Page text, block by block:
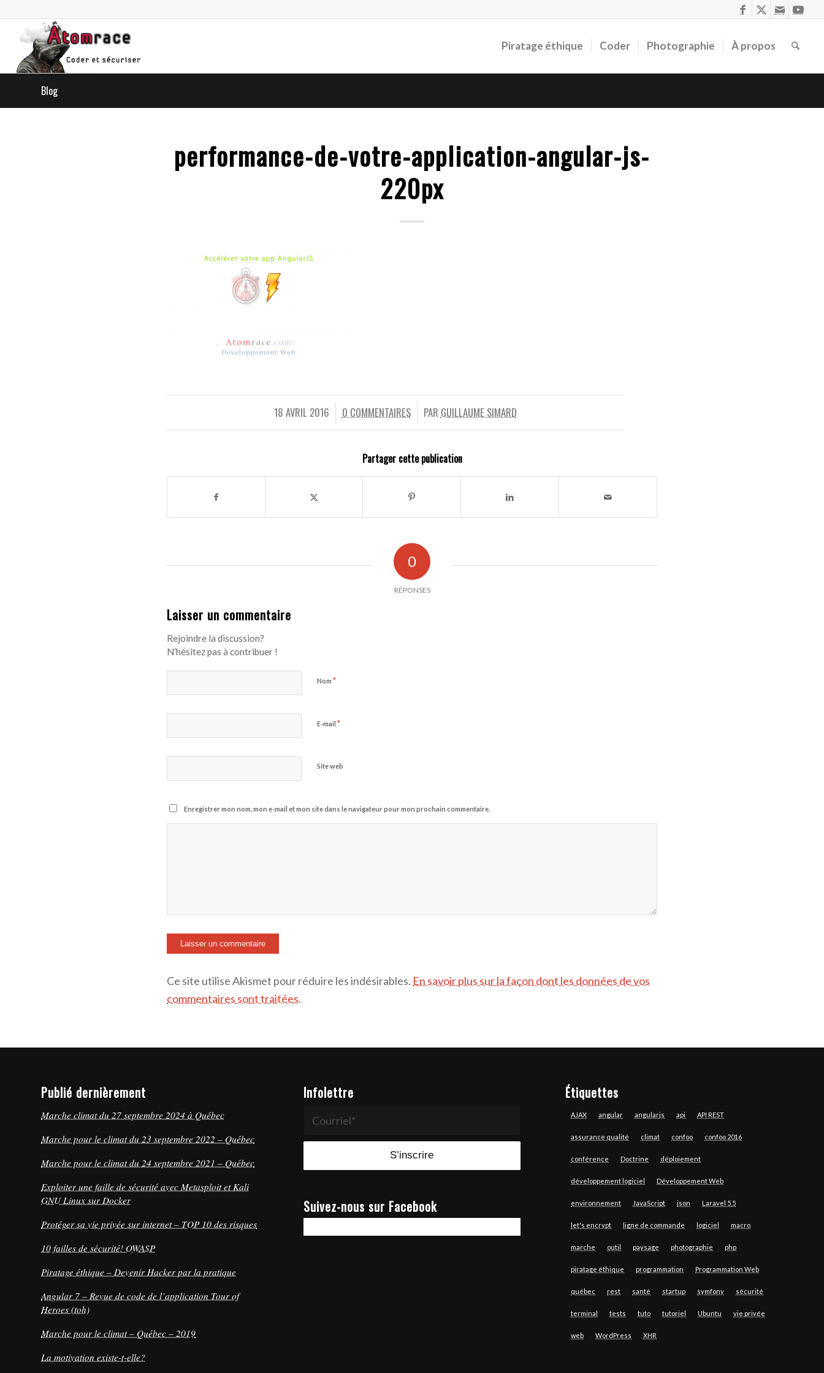
Piratage éthique Coder Photographie À propos
Blog
performance-de-votre-application-angular-js-
220px
18 AVRIL 2016
/ 0 COMMENTAIRES
/ PAR GUILLAUME SIMARD
Partager cette publication
0
RÉPONSES
Laisser un commentaire
Rejoindre la discussion?
N’hésitez pas à contribuer !
Nom *
E-mail *
Site web
Enregistrer mon nom, mon e-mail et mon site dans le navigateur pour mon prochain commentaire.
Ce site utilise Akismet pour réduire les indésirables. En savoir plus sur la façon dont les données de vos
commentaires sont traitées.
Publié dernièrement
Marche climat du 27 septembre 2024 à Québec
Marche pour le climat du 23 septembre 2022 – Québec
Marche pour le climat du 24 septembre 2021 – Québec
Exploiter une faille de sécurité avec Metasploit et Kali
GNU Linux sur Docker
Protéger sa vie privée sur internet – TOP 10 des risques
10 failles de sécurité! OWASP
Piratage éthique – Devenir Hacker par la pratique
Angular 7 – Revue de code de l’application Tour of
Heroes (toh)
Marche pour le climat – Québec – 2019
La motivation existe-t-elle?
Infolettre
Suivez-nous sur Facebook
Étiquettes
AJAX angular angularjs api API REST
assurance qualité climat confoo confoo 2016
conférence Doctrine déploiement
développement logiciel Développement Web
environnement JavaScript json Laravel 5.5
let's encrypt ligne de commande logiciel macro
marche outil paysage photographie php
piratage éthique programmation Programmation Web
québec rest santé startup symfony sécurité
terminal tests tuto tutoriel Ubuntu vie privée
web WordPress XHR